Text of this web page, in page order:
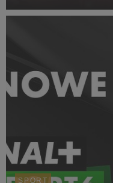
Pierwszym wydarzeniem
SPORT